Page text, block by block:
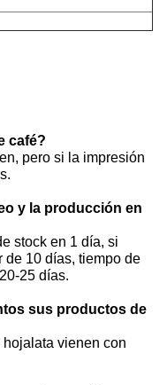
café?
pero si la impresión
y la producción en
stock en 1 día, si
10 días, tiempo de
25 días.
sus productos de
vienen con